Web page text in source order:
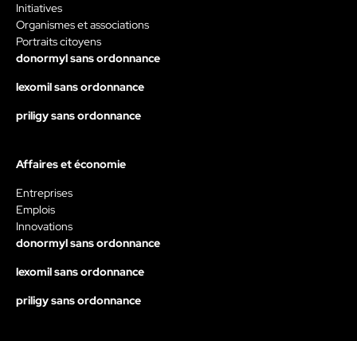
Initiatives
Organismes et associations
Portraits citoyens
donormyl sans ordonnance
lexomil sans ordonnance
priligy sans ordonnance
Affaires et économie
Entreprises
Emplois
Innovations
donormyl sans ordonnance
lexomil sans ordonnance
priligy sans ordonnance